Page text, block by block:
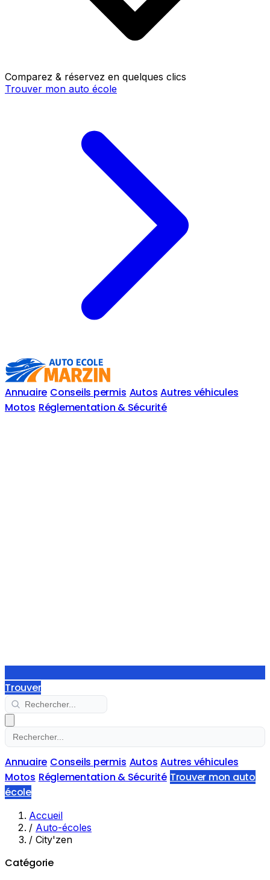
Comparez & réservez en quelques clics
Trouver mon auto école
Annuaire Conseils permis Autos Autres véhicules
Motos Réglementation & Sécurité
Trouver
Annuaire Conseils permis Autos Autres véhicules
Motos Réglementation & Sécurité Trouver mon auto
école
Accueil
/ Auto-écoles
/ City'zen
Catégorie